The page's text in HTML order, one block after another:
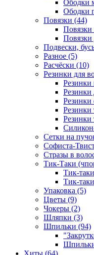
Ободки
Ободки
Повязки (44)
Повязки
Повязки
Подвески,
Разное (5)
Расчёски (10)
Резинки для
Резинки
Резинки
Резинки
Резинки
Резинки
Сетки на
Софиста-
Стразы в
Тик-Таки
Тик-
Тик-
Упаковка (5)
Цветы (9)
Чокеры (2)
Шляпки (3)
Шпильки (94)
Хиты (64)